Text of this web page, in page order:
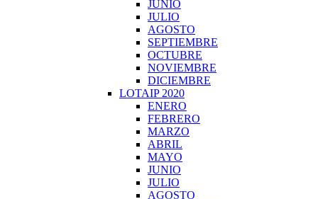
JUNIO
JULIO
AGOSTO
SEPTIEMBRE
OCTUBRE
NOVIEMBRE
DICIEMBRE
LOTAIP 2020
ENERO
FEBRERO
MARZO
ABRIL
MAYO
JUNIO
JULIO
AGOSTO